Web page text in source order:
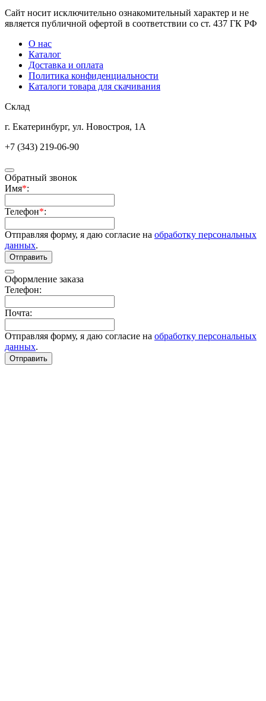
Сайт носит исключительно ознакомительный характер и не
является публичной офертой в соответствии со ст. 437 ГК РФ
О нас
Каталог
Доставка и оплата
Политика конфиденциальности
Каталоги товара для скачивания
Склад
г. Екатеринбург, ул. Новостроя, 1А
+7 (343) 219-06-90
Обратный звонок
Имя*:
Телефон*:
Отправляя форму, я даю согласие на обработку персональных
данных.
Отправить
Оформление заказа
Телефон:
Почта:
Отправляя форму, я даю согласие на обработку персональных
данных.
Отправить